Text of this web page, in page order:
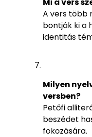
A vers több
bontják ki a
identitás
Milyen
versben?
Petőfi
beszédet
fokozására.